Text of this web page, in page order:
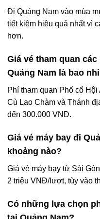
Đi Quảng Nam vào mùa
tiết kiệm hiệu quả nhất vì
hơn.
Giá vé tham quan
Quảng Nam là bao
Phí tham quan Phố cổ
Cù Lao Chàm và Thánh
đến 300.000 VNĐ.
Giá vé máy bay đi
khoảng nào?
Giá vé máy bay từ Sài
2 triệu VNĐ/lượt, tùy vào
Có những lựa chọn